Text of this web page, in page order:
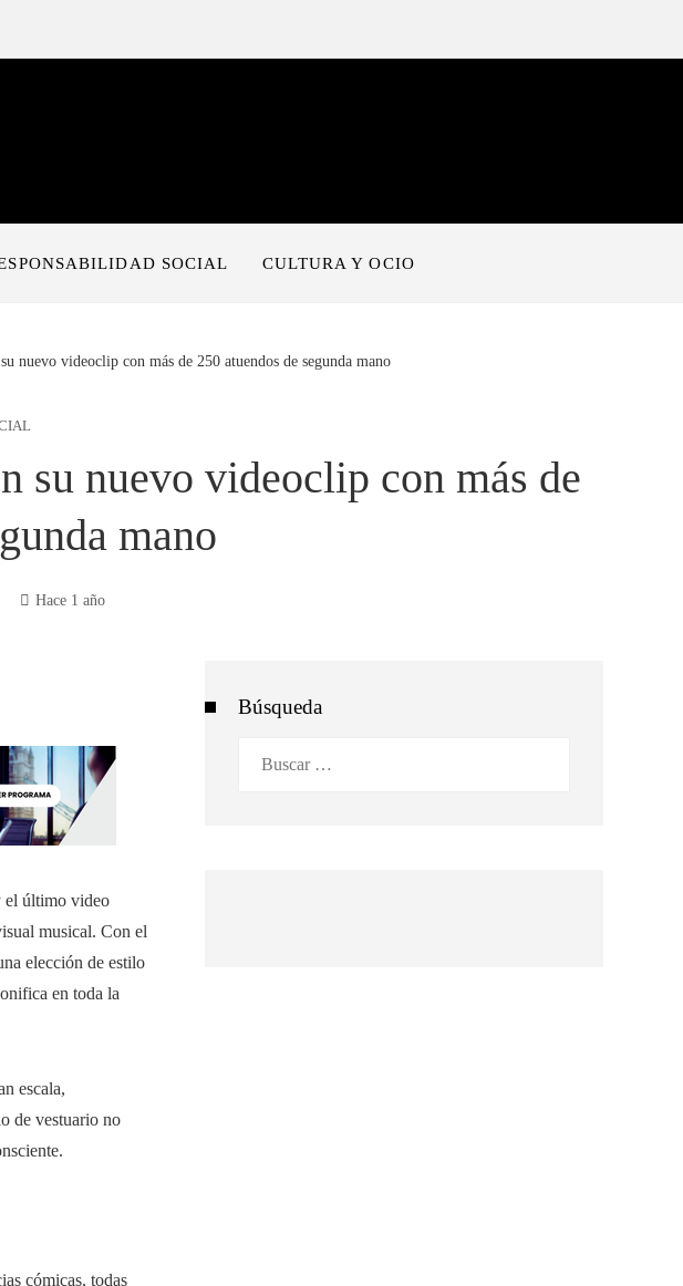
SOCIAL CULTURA Y OCIO
nuevo videoclip con más de 250 atuendos de segunda mano
su nuevo videoclip con más de
mano
Hace 1 año
el último video
musical. Con el
elección de estilo
en toda la
escala,
de vestuario no
cómicas, todas
Búsqueda